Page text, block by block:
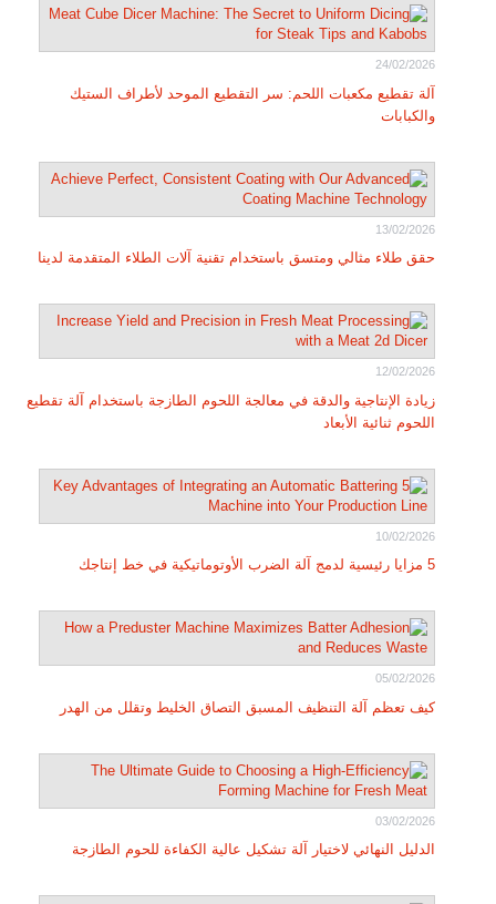
24/02/2026
آلة تقطيع مكعبات اللحم: سر التقطيع الموحد لأطراف الستيك
والكبابات
13/02/2026
حقق طلاء مثالي ومتسق باستخدام تقنية آلات الطلاء المتقدمة لدينا
12/02/2026
زيادة الإنتاجية والدقة في معالجة اللحوم الطازجة باستخدام آلة تقطيع
اللحوم ثنائية الأبعاد
10/02/2026
5 مزايا رئيسية لدمج آلة الضرب الأوتوماتيكية في خط إنتاجك
05/02/2026
كيف تعظم آلة التنظيف المسبق التصاق الخليط وتقلل من الهدر
03/02/2026
الدليل النهائي لاختيار آلة تشكيل عالية الكفاءة للحوم الطازجة